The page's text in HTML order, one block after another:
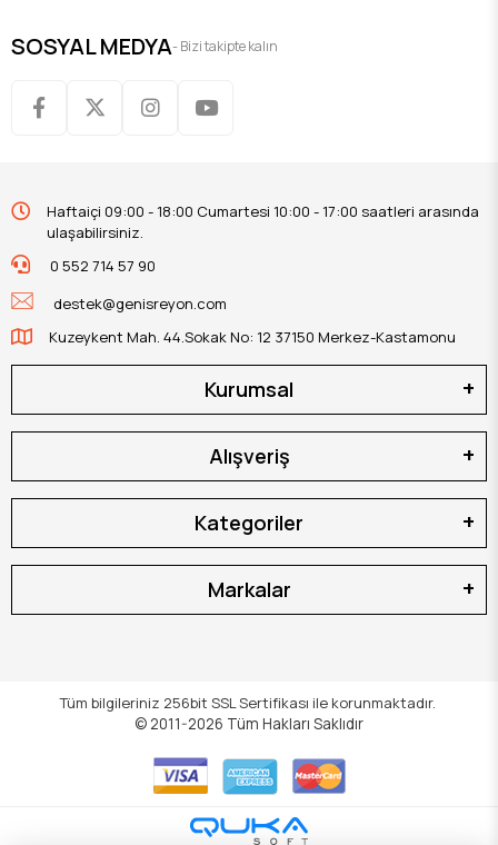
SOSYAL MEDYA- Bizi takipte kalın
Haftaiçi 09:00 - 18:00 Cumartesi 10:00 - 17:00 saatleri arasında
ulaşabilirsiniz.
0 552 714 57 90
destek@genisreyon.com
Kuzeykent Mah. 44.Sokak No: 12 37150 Merkez-Kastamonu
Kurumsal
Alışveriş
Kategoriler
Markalar
Tüm bilgileriniz 256bit SSL Sertifikası ile korunmaktadır.
© 2011-2026 Tüm Hakları Saklıdır